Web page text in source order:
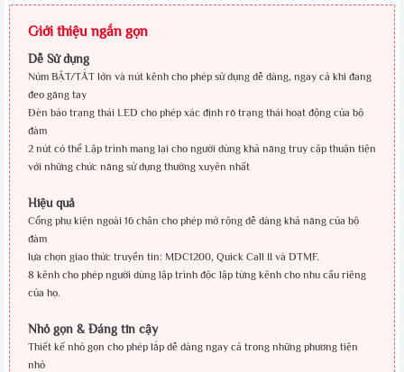
Giới thiệu ngắn gọn
Dễ Sử dụng
Núm BẬT/TẮT lớn và nút kênh cho phép sử dụng dễ dàng, ngay cả khi đang
đeo găng tay
Đèn báo trạng thái LED cho phép xác định rõ trạng thái hoạt động của bộ
đàm
2 nút có thể Lập trình mang lại cho người dùng khả năng truy cập thuận tiện
với những chức năng sử dụng thường xuyên nhất
Hiệu quả
Cổng phụ kiện ngoài 16 chân cho phép mở rộng dễ dàng khả năng của bộ
đàm
lựa chọn giao thức truyền tin: MDC1200, Quick Call II và DTMF.
8 kênh cho phép người dùng lập trình độc lập từng kênh cho nhu cầu riêng
của họ.
Nhỏ gọn & Đáng tin cậy
Thiết kế nhỏ gọn cho phép lắp dễ dàng ngay cả trong những phương tiện
nhỏ